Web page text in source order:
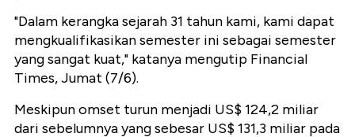
"Dalam kerangka sejarah 31 tahun kami, kami dapat
mengkualifikasikan semester ini sebagai semester
yang sangat kuat," katanya mengutip Financial
Times, Jumat (7/6).
Meskipun omset turun menjadi US$ 124,2 miliar
dari sebelumnya yang sebesar US$ 131,3 miliar pada